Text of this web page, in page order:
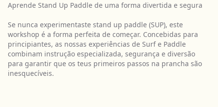
Aprende Stand Up Paddle de uma forma divertida e segura
Se nunca experimentaste stand up paddle (SUP), este
workshop é a forma perfeita de começar. Concebidas para
principiantes, as nossas experiências de Surf e Paddle
combinam instrução especializada, segurança e diversão
para garantir que os teus primeiros passos na prancha são
inesquecíveis.